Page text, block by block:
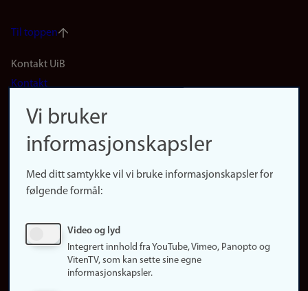
Til toppen
Footer
(no)
Kontakt UiB
Kontakt
Finn forsker
Presse
Finn studier
Ledige stillinger
Vi bruker
informasjonskapsler
Med ditt samtykke vil vi bruke informasjonskapsler for
følgende formål:
Video og lyd
Integrert innhold fra YouTube, Vimeo, Panopto og
VitenTV, som kan sette sine egne
informasjonskapsler.